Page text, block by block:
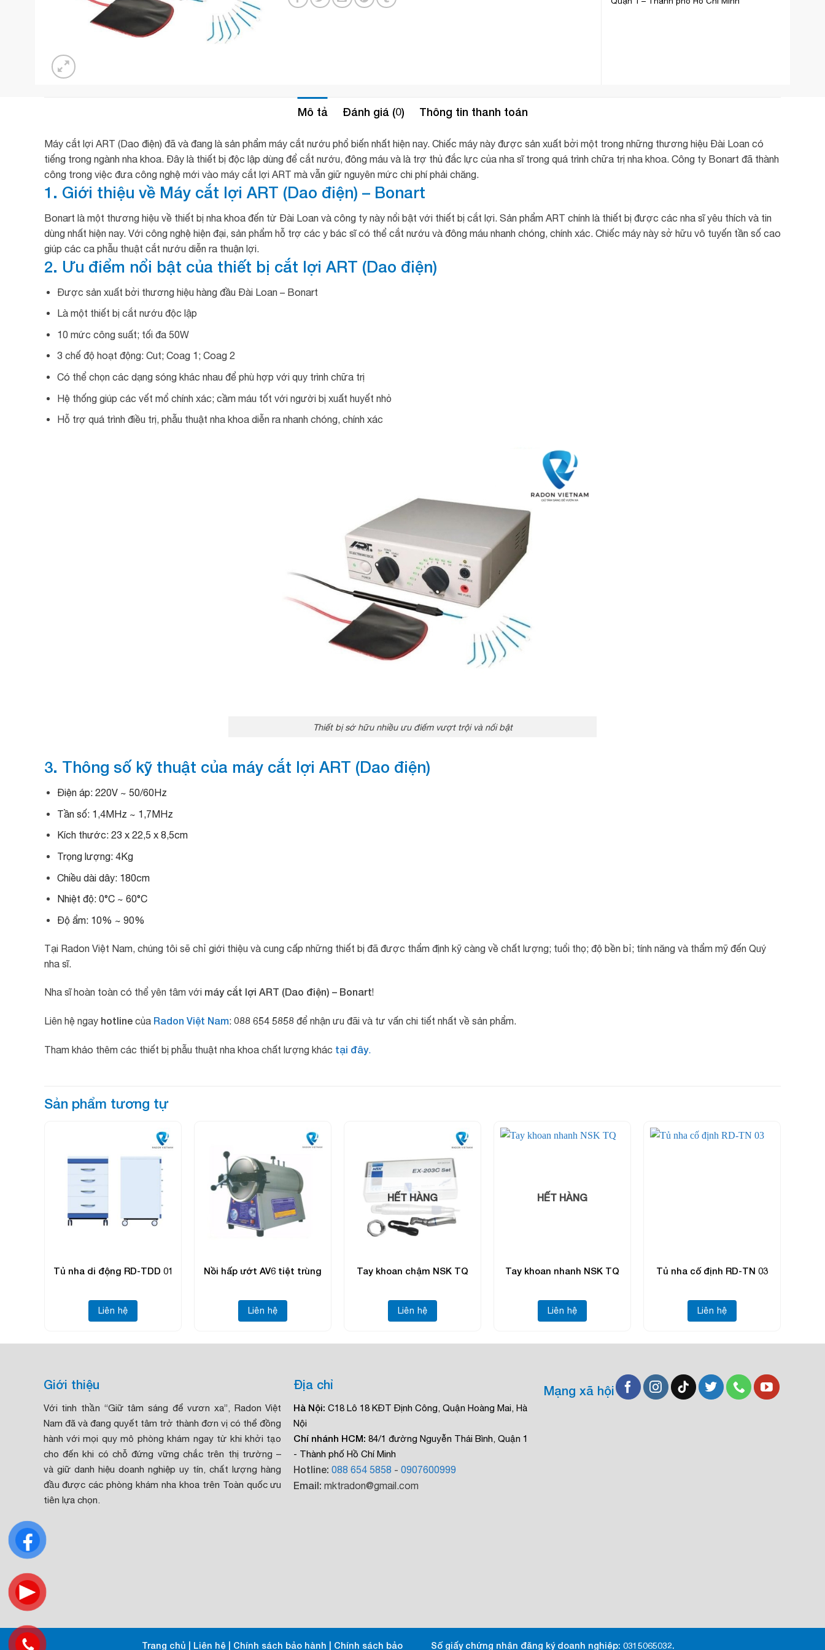
Mô tả Đánh giá (0) Thông tin thanh toán
Máy cắt lợi ART (Dao điện) đã và đang là sản phẩm máy cắt nướu phổ biến nhất hiện nay. Chiếc máy này được sản xuất bởi một trong những thương hiệu Đài Loan có
tiếng trong ngành nha khoa. Đây là thiết bị độc lập dùng để cắt nướu, đông máu và là trợ thủ đắc lực của nha sĩ trong quá trình chữa trị nha khoa. Công ty Bonart đã thành
công trong việc đưa công nghệ mới vào máy cắt lợi ART mà vẫn giữ nguyên mức chi phí phải chăng.
1. Giới thiệu về Máy cắt lợi ART (Dao điện) – Bonart
Bonart là một thương hiệu về thiết bị nha khoa đến từ Đài Loan và công ty này nổi bật với thiết bị cắt lợi. Sản phẩm ART chính là thiết bị được các nha sĩ yêu thích và tin
dùng nhất hiện nay. Với công nghệ hiện đại, sản phẩm hỗ trợ các y bác sĩ có thể cắt nướu và đông máu nhanh chóng, chính xác. Chiếc máy này sở hữu vô tuyến tần số cao
giúp các ca phẫu thuật cắt nướu diễn ra thuận lợi.
2. Ưu điểm nổi bật của thiết bị cắt lợi ART (Dao điện)
Được sản xuất bởi thương hiệu hàng đầu Đài Loan – Bonart
Là một thiết bị cắt nướu độc lập
10 mức công suất; tối đa 50W
3 chế độ hoạt động: Cut; Coag 1; Coag 2
Có thể chọn các dạng sóng khác nhau để phù hợp với quy trình chữa trị
Hệ thống giúp các vết mổ chính xác; cầm máu tốt với người bị xuất huyết nhỏ
Hỗ trợ quá trình điều trị, phẫu thuật nha khoa diễn ra nhanh chóng, chính xác
Thiết bị sở hữu nhiều ưu điểm vượt trội và nổi bật
3. Thông số kỹ thuật của máy cắt lợi ART (Dao điện)
Điện áp: 220V ~ 50/60Hz
Tần số: 1,4MHz ~ 1,7MHz
Kích thước: 23 x 22,5 x 8,5cm
Trọng lượng: 4Kg
Chiều dài dây: 180cm
Nhiệt độ: 0°C ~ 60°C
Độ ẩm: 10% ~ 90%
Tại Radon Việt Nam, chúng tôi sẽ chỉ giới thiệu và cung cấp những thiết bị đã được thẩm định kỹ càng về chất lượng; tuổi thọ; độ bền bỉ; tính năng và thẩm mỹ đến Quý
nha sĩ.
Nha sĩ hoàn toàn có thể yên tâm với máy cắt lợi ART (Dao điện) – Bonart!
Liên hệ ngay hotline của Radon Việt Nam: 088 654 5858 để nhận ưu đãi và tư vấn chi tiết nhất về sản phẩm.
Tham khảo thêm các thiết bị phẫu thuật nha khoa chất lượng khác tại đây.
Sản phẩm tương tự
Tủ nha di động RD-TDD 01
Liên hệ
Nồi hấp ướt AV6 tiệt trùng
Liên hệ
HẾT HÀNG
Tay khoan chậm NSK TQ
Liên hệ
HẾT HÀNG
Tay khoan nhanh NSK TQ
Liên hệ
Tủ nha cố định RD-TN 03
Liên hệ
Giới thiệu
Với tinh thần “Giữ tâm sáng để vươn xa”, Radon Việt
Nam đã và đang quyết tâm trở thành đơn vị có thể đồng
hành với mọi quy mô phòng khám ngay từ khi khởi tạo
cho đến khi có chỗ đứng vững chắc trên thị trường –
và giữ danh hiệu doanh nghiệp uy tín, chất lượng hàng
đầu được các phòng khám nha khoa trên Toàn quốc ưu
tiên lựa chọn.
Địa chỉ
Hà Nội: C18 Lô 18 KĐT Định Công, Quận Hoàng Mai, Hà
Nội
Chí nhánh HCM: 84/1 đường Nguyễn Thái Bình, Quận 1
- Thành phố Hồ Chí Minh
Hotline:088 654 5858 -0907600999
Email: mktradon@gmail.com
Mạng xã hội
Trang chủ Liên hệ Chính sách bảo hành Chính sách bảo Số giấy chứng nhận đăng ký doanh nghiệp: 0315065032.